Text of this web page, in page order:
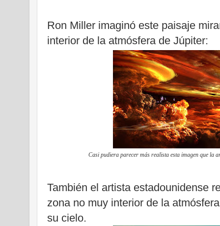
Ron Miller imaginó este paisaje
interior de la atmósfera de Júpiter:
Casi pudiera parecer más realista esta imagen que la
También el artista estadounidense
zona no muy interior de la
su cielo.